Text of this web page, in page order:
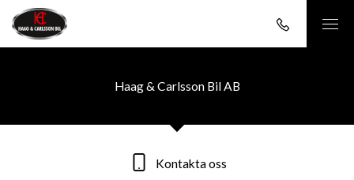
Haag & Carlsson Bil AB
Kontakta oss